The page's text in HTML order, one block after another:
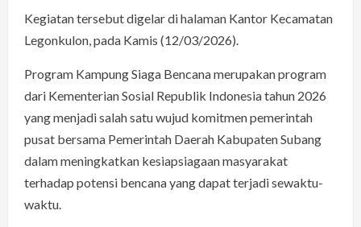
Kegiatan tersebut digelar di halaman Kantor Kecamatan
Legonkulon, pada Kamis (12/03/2026).
Program Kampung Siaga Bencana merupakan program
dari Kementerian Sosial Republik Indonesia tahun 2026
yang menjadi salah satu wujud komitmen pemerintah
pusat bersama Pemerintah Daerah Kabupaten Subang
dalam meningkatkan kesiapsiagaan masyarakat
terhadap potensi bencana yang dapat terjadi sewaktu-
waktu.